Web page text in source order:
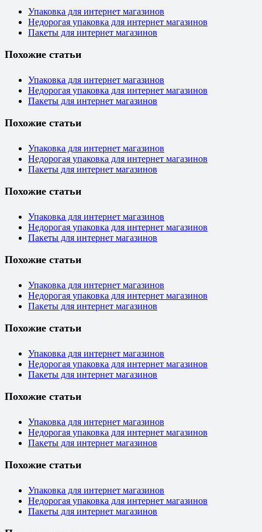
Упаковка для интернет магазинов
Недорогая упаковка для интернет магазинов
Пакеты для интернет магазинов
Похожие статьи
Упаковка для интернет магазинов
Недорогая упаковка для интернет магазинов
Пакеты для интернет магазинов
Похожие статьи
Упаковка для интернет магазинов
Недорогая упаковка для интернет магазинов
Пакеты для интернет магазинов
Похожие статьи
Упаковка для интернет магазинов
Недорогая упаковка для интернет магазинов
Пакеты для интернет магазинов
Похожие статьи
Упаковка для интернет магазинов
Недорогая упаковка для интернет магазинов
Пакеты для интернет магазинов
Похожие статьи
Упаковка для интернет магазинов
Недорогая упаковка для интернет магазинов
Пакеты для интернет магазинов
Похожие статьи
Упаковка для интернет магазинов
Недорогая упаковка для интернет магазинов
Пакеты для интернет магазинов
Похожие статьи
Упаковка для интернет магазинов
Недорогая упаковка для интернет магазинов
Пакеты для интернет магазинов